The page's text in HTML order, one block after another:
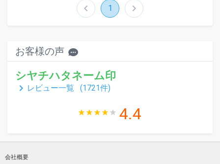
chevron_left 1 chevron_right
お客様の声
シヤチハタネーム印
keyboard_arrow_right レビュー一覧 (1721件)
4.4
会社概要